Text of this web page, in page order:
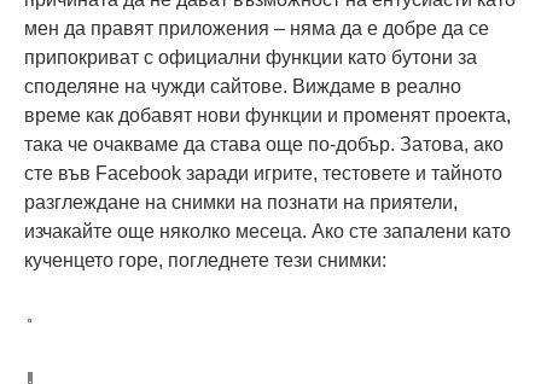
мен да правят приложения – няма да е добре да се
припокриват с официални функции като бутони за
споделяне на чужди сайтове. Виждаме в реално
време как добавят нови функции и променят проекта,
така че очакваме да става още по-добър. Затова, ако
сте във Facebook заради игрите, тестовете и тайното
разглеждане на снимки на познати на приятели,
изчакайте още няколко месеца. Ако сте запалени като
кученцето горе, погледнете тези снимки: